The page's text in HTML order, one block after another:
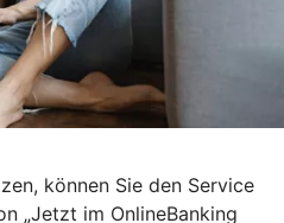
können Sie den Service
„Jetzt im OnlineBanking